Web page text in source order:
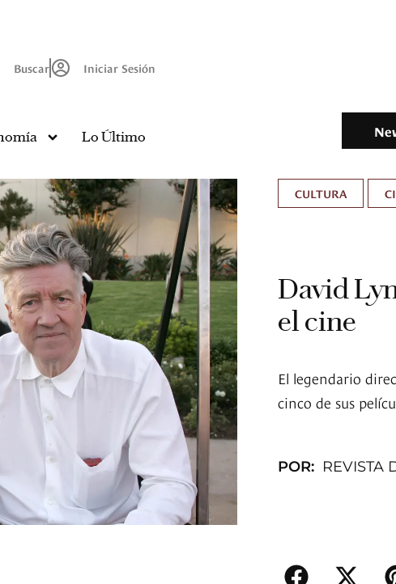
Buscar Iniciar Sesión
Lo Último
CULTURA
David
el cine
El legendario
cinco de sus
POR: REVISTA